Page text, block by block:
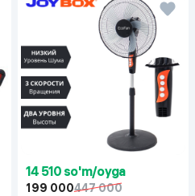
14 510 so'm/oyga
199 000447 000